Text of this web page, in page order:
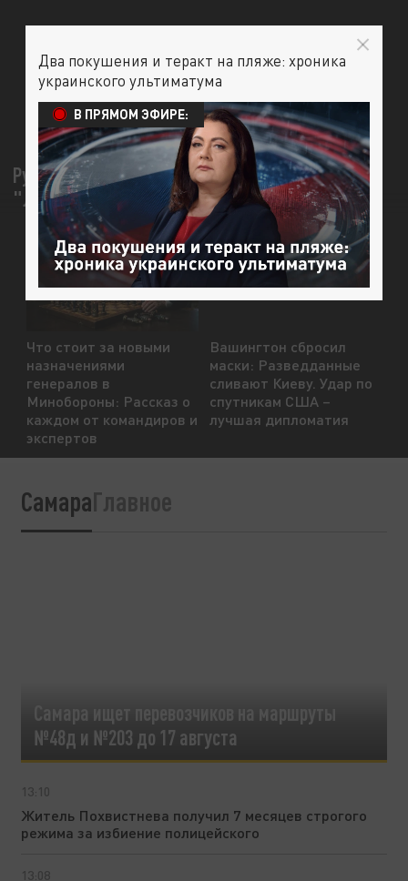
Русские беспилотники ударили по Германии?
"Лейпциг был близок к катастрофе"
Что стоит за новыми
назначениями
генералов в
Минобороны: Рассказ о
каждом от командиров и
экспертов
Вашингтон сбросил
маски: Разведданные
сливают Киеву. Удар по
спутникам США –
лучшая дипломатия
СамараГлавное
Самара ищет перевозчиков на маршруты
№48д и №203 до 17 августа
13:10
Житель Похвистнева получил 7 месяцев строгого
режима за избиение полицейского
13:08
Два покушения и теракт на пляже: хроника
украинского ультиматума
В ПРЯМОМ ЭФИРЕ: